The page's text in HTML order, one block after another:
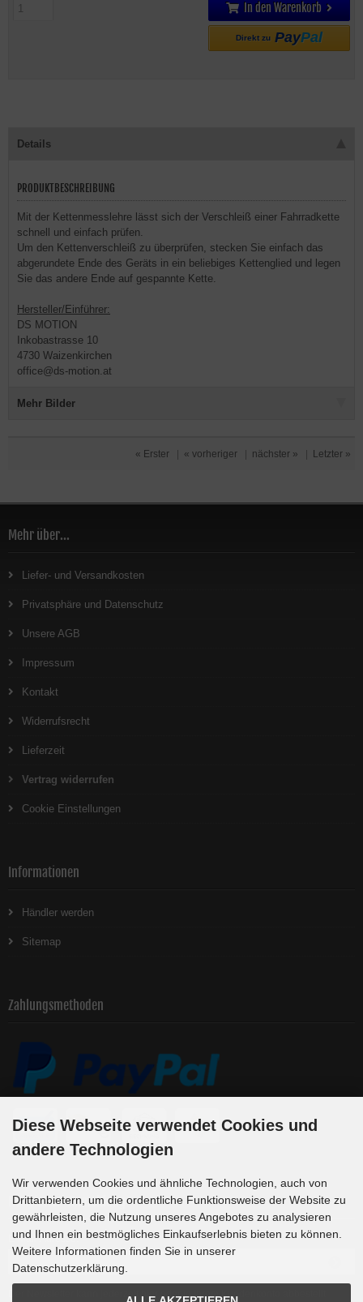
In den Warenkorb
Direkt zu PayPal
Details
PRODUKTBESCHREIBUNG
Mit der Kettenmesslehre lässt sich der Verschleiß einer Fahrradkette
schnell und einfach prüfen.
Um den Kettenverschleiß zu überprüfen, stecken Sie einfach das
abgerundete Ende des Geräts in ein beliebiges Kettenglied und legen
Sie das andere Ende auf gespannte Kette.
Hersteller/Einführer:
DS MOTION
Inkobastrasse 10
4730 Waizenkirchen
office@ds-motion.at
Mehr Bilder
« Erster « vorheriger nächster » Letzter »
Mehr über...
Liefer- und Versandkosten
Privatsphäre und Datenschutz
Unsere AGB
Impressum
Kontakt
Widerrufsrecht
Lieferzeit
Vertrag widerrufen
Cookie Einstellungen
Informationen
Händler werden
Sitemap
Zahlungsmethoden
Newsletter-Anmeldung
E-Mail-Adresse:
Der Newsletter kann jederzeit hier oder in Ihrem Kundenkonto abbestellt
Diese Webseite verwendet Cookies und
andere Technologien
Wir verwenden Cookies und ähnliche Technologien, auch von
Drittanbietern, um die ordentliche Funktionsweise der Website zu
gewährleisten, die Nutzung unseres Angebotes zu analysieren
und Ihnen ein bestmögliches Einkaufserlebnis bieten zu können.
Weitere Informationen finden Sie in unserer
Datenschutzerklärung.